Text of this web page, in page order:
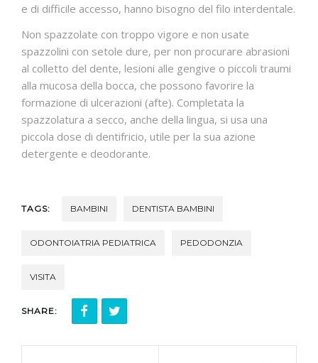
e di difficile accesso, hanno bisogno del filo interdentale.
Non spazzolate con troppo vigore e non usate
spazzolini con setole dure, per non procurare abrasioni
al colletto del dente, lesioni alle gengive o piccoli traumi
alla mucosa della bocca, che possono favorire la
formazione di ulcerazioni (afte). Completata la
spazzolatura a secco, anche della lingua, si usa una
piccola dose di dentifricio, utile per la sua azione
detergente e deodorante.
TAGS: BAMBINI DENTISTA BAMBINI
ODONTOIATRIA PEDIATRICA PEDODONZIA
VISITA
SHARE: